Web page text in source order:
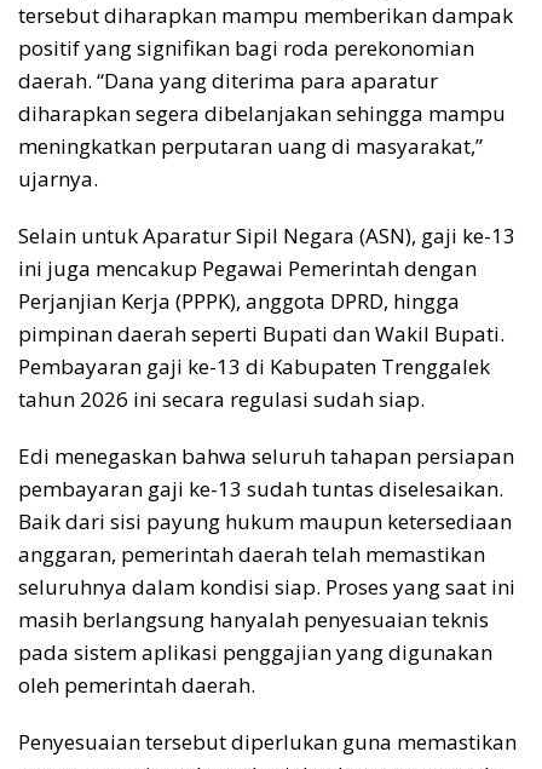
tersebut diharapkan mampu memberikan dampak
positif yang signifikan bagi roda perekonomian
daerah. “Dana yang diterima para aparatur
diharapkan segera dibelanjakan sehingga mampu
meningkatkan perputaran uang di masyarakat,”
ujarnya.
Selain untuk Aparatur Sipil Negara (ASN), gaji ke-13
ini juga mencakup Pegawai Pemerintah dengan
Perjanjian Kerja (PPPK), anggota DPRD, hingga
pimpinan daerah seperti Bupati dan Wakil Bupati.
Pembayaran gaji ke-13 di Kabupaten Trenggalek
tahun 2026 ini secara regulasi sudah siap.
Edi menegaskan bahwa seluruh tahapan persiapan
pembayaran gaji ke-13 sudah tuntas diselesaikan.
Baik dari sisi payung hukum maupun ketersediaan
anggaran, pemerintah daerah telah memastikan
seluruhnya dalam kondisi siap. Proses yang saat ini
masih berlangsung hanyalah penyesuaian teknis
pada sistem aplikasi penggajian yang digunakan
oleh pemerintah daerah.
Penyesuaian tersebut diperlukan guna memastikan